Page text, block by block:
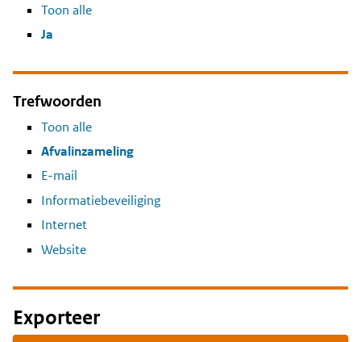
Toon alle
Ja
Trefwoorden
Toon alle
Afvalinzameling
E-mail
Informatiebeveiliging
Internet
Website
Exporteer